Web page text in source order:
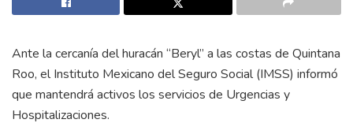
Ante la cercanía del huracán “Beryl” a las costas de Quintana
Roo, el Instituto Mexicano del Seguro Social (IMSS) informó
que mantendrá activos los servicios de Urgencias y
Hospitalizaciones.